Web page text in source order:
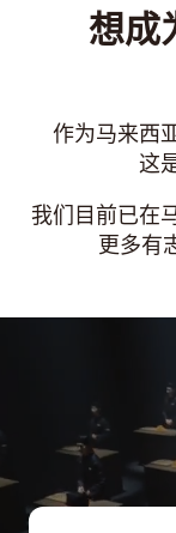
想成
作为马来西
这
我们目前已在
更多有